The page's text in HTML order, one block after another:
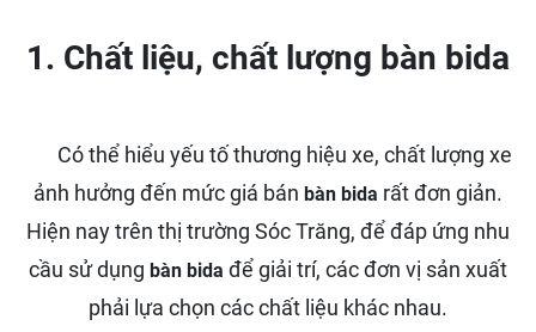
1. Chất liệu, chất lượng bàn bida
Có thể hiểu yếu tố thương hiệu xe, chất lượng xe
ảnh hưởng đến mức giá bán bàn bida rất đơn giản.
Hiện nay trên thị trường Sóc Trăng, để đáp ứng nhu
cầu sử dụng bàn bida để giải trí, các đơn vị sản xuất
phải lựa chọn các chất liệu khác nhau.